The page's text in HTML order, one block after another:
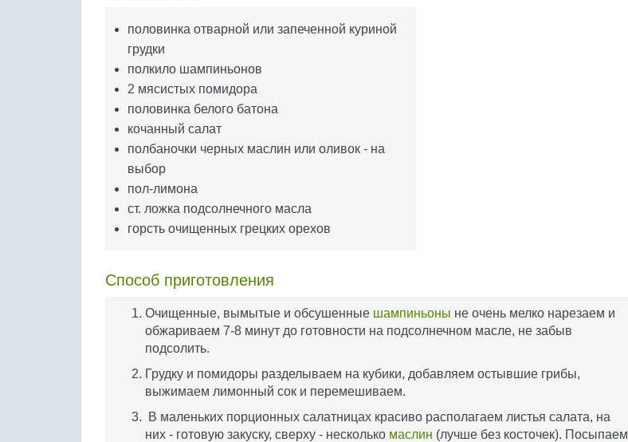
половинка отварной или запеченной куриной
грудки
полкило шампиньонов
2 мясистых помидора
половинка белого батона
кочанный салат
полбаночки черных маслин или оливок - на
выбор
пол-лимона
ст. ложка подсолнечного масла
горсть очищенных грецких орехов
Способ приготовления
Очищенные, вымытые и обсушенные шампиньоны не очень мелко нарезаем и
обжариваем 7-8 минут до готовности на подсолнечном масле, не забыв
подсолить.
Грудку и помидоры разделываем на кубики, добавляем остывшие грибы,
выжимаем лимонный сок и перемешиваем.
В маленьких порционных салатницах красиво располагаем листья салата, на
них - готовую закуску, сверху - несколько маслин (лучше без косточек). Посыпаем